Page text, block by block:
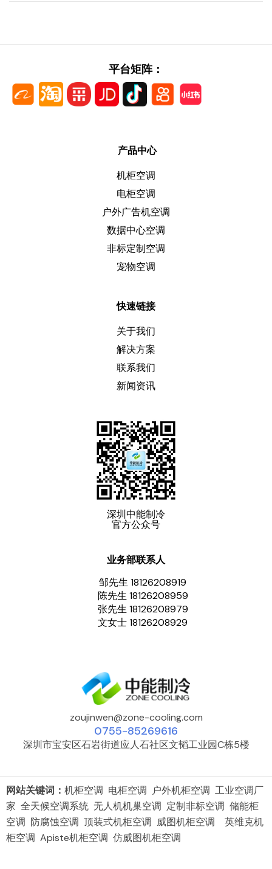
平台矩阵：
产品中心
机柜空调
电柜空调
户外广告机空调
数据中心空调
非标定制空调
宠物空调
快速链接
关于我们
解决方案
联系我们
新闻资讯
深圳中能制冷
官方公众号
业务部联系人
邹先生 18126208919
陈先生 18126208959
张先生 18126208979
文女士 18126208929
zoujinwen@zone-cooling.com
0755-85269616
深圳市宝安区石岩街道应人石社区文韬工业园C栋5楼
网站关键词： 机柜空调 电柜空调 户外机柜空调 工业空调厂
家 全天候空调系统 无人机机巢空调 定制非标空调 储能柜
空调 防腐蚀空调 顶装式机柜空调 威图机柜空调 英维克机
柜空调 Apiste机柜空调 仿威图机柜空调